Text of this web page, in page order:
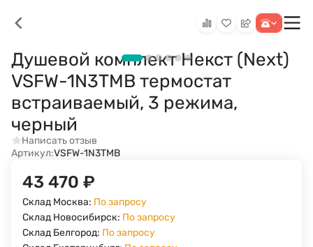
Душевой комплект Некст (Next)
VSFW-1N3TMB термостат
встраиваемый, 3 режима,
черный
Написать отзыв
Артикул:VSFW-1N3TMB
43 470 ₽
Склад Москва: По запросу
Склад Новосибирск: По запросу
Склад Белгород: По запросу